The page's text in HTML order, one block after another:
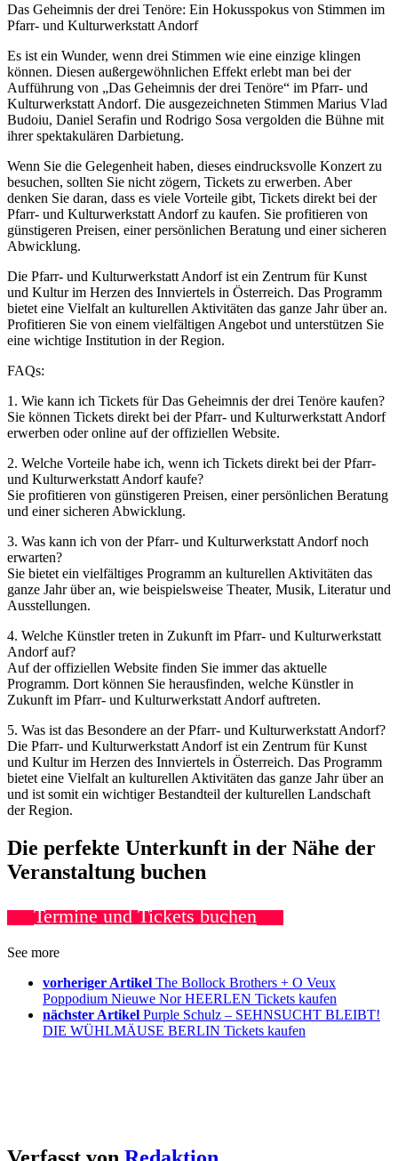
Das Geheimnis der drei Tenöre: Ein Hokusspokus von Stimmen im
Pfarr- und Kulturwerkstatt Andorf
Es ist ein Wunder, wenn drei Stimmen wie eine einzige klingen
können. Diesen außergewöhnlichen Effekt erlebt man bei der
Aufführung von „Das Geheimnis der drei Tenöre“ im Pfarr- und
Kulturwerkstatt Andorf. Die ausgezeichneten Stimmen Marius Vlad
Budoiu, Daniel Serafin und Rodrigo Sosa vergolden die Bühne mit
ihrer spektakulären Darbietung.
Wenn Sie die Gelegenheit haben, dieses eindrucksvolle Konzert zu
besuchen, sollten Sie nicht zögern, Tickets zu erwerben. Aber
denken Sie daran, dass es viele Vorteile gibt, Tickets direkt bei der
Pfarr- und Kulturwerkstatt Andorf zu kaufen. Sie profitieren von
günstigeren Preisen, einer persönlichen Beratung und einer sicheren
Abwicklung.
Die Pfarr- und Kulturwerkstatt Andorf ist ein Zentrum für Kunst
und Kultur im Herzen des Innviertels in Österreich. Das Programm
bietet eine Vielfalt an kulturellen Aktivitäten das ganze Jahr über an.
Profitieren Sie von einem vielfältigen Angebot und unterstützen Sie
eine wichtige Institution in der Region.
FAQs:
1. Wie kann ich Tickets für Das Geheimnis der drei Tenöre kaufen?
Sie können Tickets direkt bei der Pfarr- und Kulturwerkstatt Andorf
erwerben oder online auf der offiziellen Website.
2. Welche Vorteile habe ich, wenn ich Tickets direkt bei der Pfarr-
und Kulturwerkstatt Andorf kaufe?
Sie profitieren von günstigeren Preisen, einer persönlichen Beratung
und einer sicheren Abwicklung.
3. Was kann ich von der Pfarr- und Kulturwerkstatt Andorf noch
erwarten?
Sie bietet ein vielfältiges Programm an kulturellen Aktivitäten das
ganze Jahr über an, wie beispielsweise Theater, Musik, Literatur und
Ausstellungen.
4. Welche Künstler treten in Zukunft im Pfarr- und Kulturwerkstatt
Andorf auf?
Auf der offiziellen Website finden Sie immer das aktuelle
Programm. Dort können Sie herausfinden, welche Künstler in
Zukunft im Pfarr- und Kulturwerkstatt Andorf auftreten.
5. Was ist das Besondere an der Pfarr- und Kulturwerkstatt Andorf?
Die Pfarr- und Kulturwerkstatt Andorf ist ein Zentrum für Kunst
und Kultur im Herzen des Innviertels in Österreich. Das Programm
bietet eine Vielfalt an kulturellen Aktivitäten das ganze Jahr über an
und ist somit ein wichtiger Bestandteil der kulturellen Landschaft
der Region.
Die perfekte Unterkunft in der Nähe der
Veranstaltung buchen
Termine und Tickets buchen
See more
vorheriger Artikel The Bollock Brothers + O Veux
Poppodium Nieuwe Nor HEERLEN Tickets kaufen
nächster Artikel Purple Schulz – SEHNSUCHT BLEIBT!
DIE WÜHLMÄUSE BERLIN Tickets kaufen